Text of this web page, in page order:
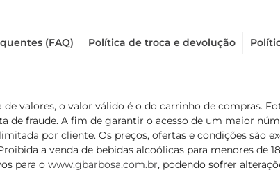
(FAQ) Política de troca e devolução
valores, o valor válido é o do carrinho de compras.
de fraude. A fim de garantir o acesso de um maior
por cliente. Os preços, ofertas e condições são
a venda de bebidas alcoólicas para menores de
para o www.gbarbosa.com.br, podendo sofrer